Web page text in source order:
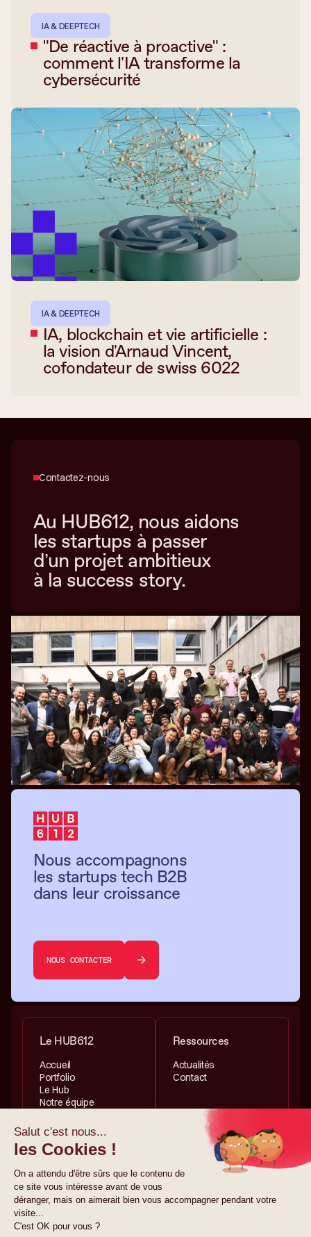
IA & DEEPTECH
"De réactive à proactive" :
comment l'IA transforme la
cybersécurité
IA & DEEPTECH
IA, blockchain et vie artificielle :
la vision d'Arnaud Vincent,
cofondateur de swiss 6022
Contactez-nous
Au HUB612, nous aidons
les startups à passer
d’un projet ambitieux
à la success story.
Nous accompagnons
les startups tech B2B
dans leur croissance
NOUS CONTACTER
Le HUB612
Accueil
Portfolio
Le Hub
Notre équipe
Ressources
Actualités
Contact
Services
Investissement
Accélération
Informations légales
Politique de
Politique de cookies